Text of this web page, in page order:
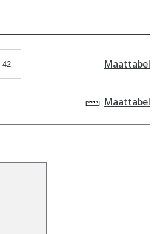
42 Maattabel
Maattabel